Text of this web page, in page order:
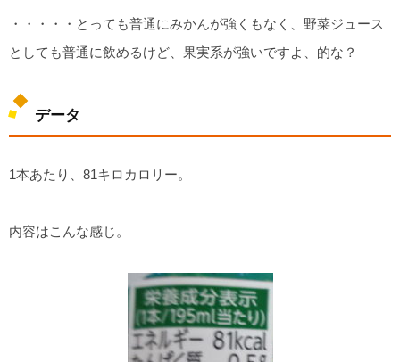
・・・・・とっても普通にみかんが強くもなく、野菜ジュース
としても普通に飲めるけど、果実系が強いですよ、的な？
データ
1本あたり、81キロカロリー。
内容はこんな感じ。